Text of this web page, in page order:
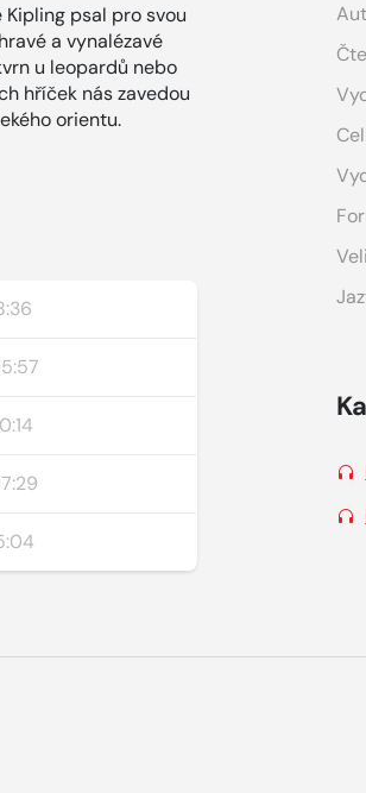
psal pro svou
a vynalézavé
u leopardů nebo
hříček nás zavedou
orientu.